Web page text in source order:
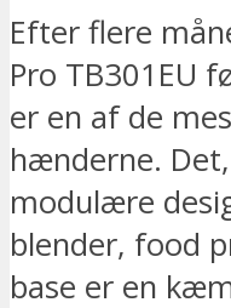
Efter flere
Pro TB301EU
er en af de
hænderne.
modulære
blender, food
base er en